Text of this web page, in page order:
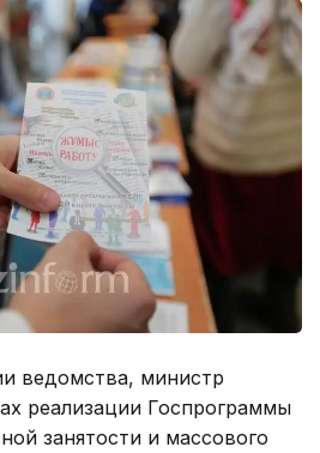
ведомства, министр
реализации Госпрограммы
занятости и массового